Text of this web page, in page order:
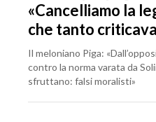
«Cancelliamo la
che tanto
Il meloniano Piga:
contro la norma varata da
sfruttano: falsi moralisti»